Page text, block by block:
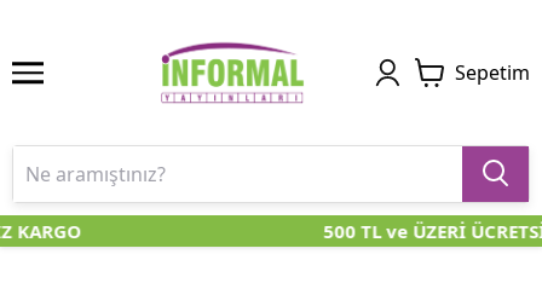
Sepetim
KARGO 500 TL ve ÜZERİ